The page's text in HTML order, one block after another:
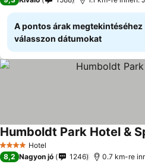
A pontos árak megtekintéséhez
válasszon dátumokat
4 KategóriaHotel
Humboldt Park Hotel &
8,2 Nagyon jó 1246